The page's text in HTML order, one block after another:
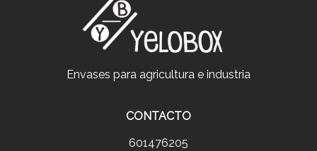
Envases para agricultura e industria
CONTACTO
601476205